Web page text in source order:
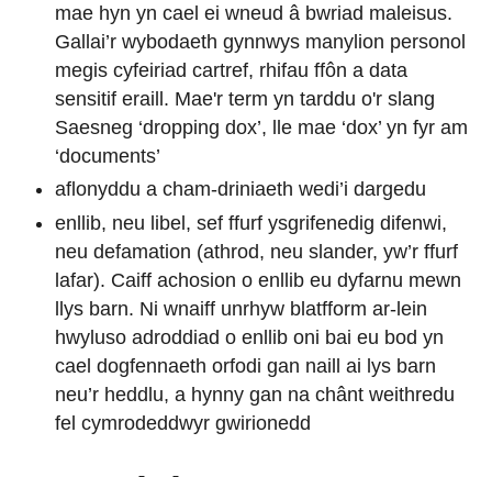
mae hyn yn cael ei wneud â bwriad maleisus.
Gallai’r wybodaeth gynnwys manylion personol
megis cyfeiriad cartref, rhifau ffôn a data
sensitif eraill. Mae'r term yn tarddu o'r slang
Saesneg ‘dropping dox’, lle mae ‘dox’ yn fyr am
‘documents’
aflonyddu a cham-driniaeth wedi’i dargedu
enllib, neu libel, sef ffurf ysgrifenedig difenwi,
neu defamation (athrod, neu slander, yw’r ffurf
lafar). Caiff achosion o enllib eu dyfarnu mewn
llys barn. Ni wnaiff unrhyw blatfform ar-lein
hwyluso adroddiad o enllib oni bai eu bod yn
cael dogfennaeth orfodi gan naill ai lys barn
neu’r heddlu, a hynny gan na chânt weithredu
fel cymrodeddwyr gwirionedd